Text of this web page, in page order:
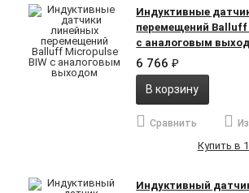
Индуктивные
перемещений Balluff
с аналоговым
6 766₽
В корзину
Сравнить
Купить в
Индуктивный